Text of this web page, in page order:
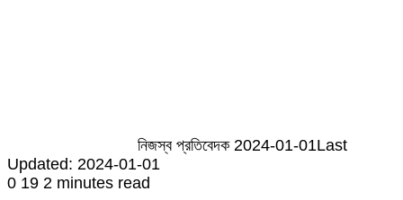
নিজস্ব প্রতিবেদক 2024-01-01Last
Updated: 2024-01-01
0 19 2 minutes read